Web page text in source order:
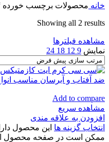
خانه محصولات برچسب
Showing all 2 results
مشاهده فیلترها
نمایش 9
12
18
24
Add to compare
مشاهده سریع
افزودن به علاقه مندی
انتخاب گزینه ها این محصول
ممکن است در صفحه محصول